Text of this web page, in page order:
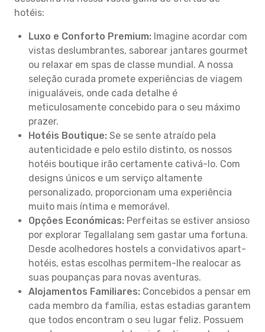
hotéis:
Luxo e Conforto Premium: Imagine acordar com
vistas deslumbrantes, saborear jantares gourmet
ou relaxar em spas de classe mundial. A nossa
seleção curada promete experiências de viagem
inigualáveis, onde cada detalhe é
meticulosamente concebido para o seu máximo
prazer.
Hotéis Boutique: Se se sente atraído pela
autenticidade e pelo estilo distinto, os nossos
hotéis boutique irão certamente cativá-lo. Com
designs únicos e um serviço altamente
personalizado, proporcionam uma experiência
muito mais íntima e memorável.
Opções Económicas: Perfeitas se estiver ansioso
por explorar Tegallalang sem gastar uma fortuna.
Desde acolhedores hostels a convidativos apart-
hotéis, estas escolhas permitem-lhe realocar as
suas poupanças para novas aventuras.
Alojamentos Familiares: Concebidos a pensar em
cada membro da família, estas estadias garantem
que todos encontram o seu lugar feliz. Possuem